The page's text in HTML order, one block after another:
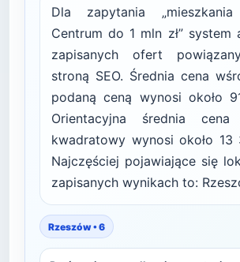
Dla zapytania „mieszkania
Centrum do 1 mln zł” system
zapisanych ofert
stroną SEO. Średnia cena
podaną ceną wynosi około
Orientacyjna średnia
kwadratowy wynosi około 13
Najczęściej pojawiające się
zapisanych wynikach to:
Rzeszów • 6